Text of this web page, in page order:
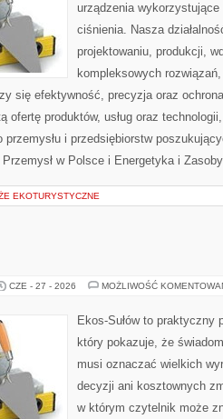
urządzenia
ciśnienia. Nasza
projektowaniu, produkcji,
kompleksowych
się efektywność, precyzja oraz
ofertę produktów, usług oraz
przemysłu i przedsiębiorstw
w Polsce i Energetyka i
EKOTURYSTYCZNE
CZE - 27 - 2026 MOŻLIWOŚĆ
Ekos-Sułów to praktyczny
który pokazuje, że
musi oznaczać wielkich
decyzji ani kosztownych
w którym czytelnik może